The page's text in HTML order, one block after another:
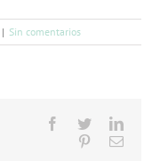
| Sin comentarios
Facebook
Twitter
PinterestCorreo